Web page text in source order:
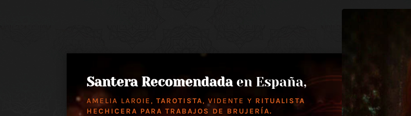
Santera Recomendadaen España,
AMELIA LAROIE,TAROTISTA, VIDENTE Y RITUALISTA
HECHICERA PARA TRABAJOS DE BRUJERÍA.